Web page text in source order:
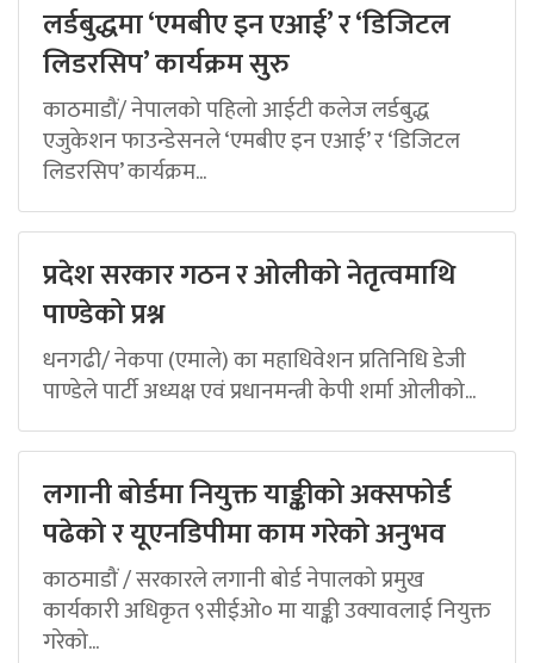
लर्डबुद्धमा ‘एमबीए इन एआई’ र ‘डिजिटल
लिडरसिप’ कार्यक्रम सुरु
काठमाडौं/ नेपालको पहिलो आईटी कलेज लर्डबुद्ध
एजुकेशन फाउन्डेसनले ‘एमबीए इन एआई’ र ‘डिजिटल
लिडरसिप’ कार्यक्रम...
प्रदेश सरकार गठन र ओलीको नेतृत्वमाथि
पाण्डेको प्रश्न
धनगढी/ नेकपा (एमाले) का महाधिवेशन प्रतिनिधि डेजी
पाण्डेले पार्टी अध्यक्ष एवं प्रधानमन्त्री केपी शर्मा ओलीको...
लगानी बोर्डमा नियुक्त याङ्कीको अक्सफोर्ड
पढेको र यूएनडिपीमा काम गरेको अनुभव
काठमाडौं / सरकारले लगानी बोर्ड नेपालको प्रमुख
कार्यकारी अधिकृत ९सीईओ० मा याङ्की उक्यावलाई नियुक्त
गरेको...